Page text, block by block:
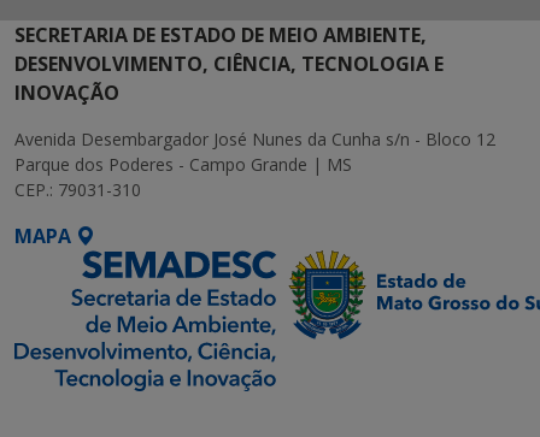
SECRETARIA DE ESTADO DE MEIO AMBIENTE,
DESENVOLVIMENTO, CIÊNCIA, TECNOLOGIA E
INOVAÇÃO
Avenida Desembargador José Nunes da Cunha s/n - Bloco 12
Parque dos Poderes - Campo Grande | MS
CEP.: 79031-310
MAPA